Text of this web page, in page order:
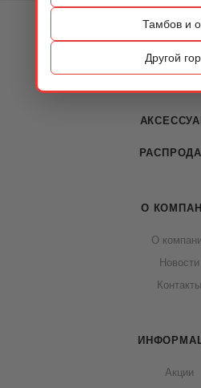
Тамбов и
Другой
ОБУВЬ
СУМКИ
О
О
Новости
Контакты
Акции